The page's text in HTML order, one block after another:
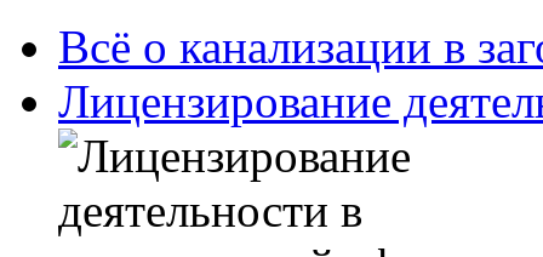
Всё о канализации в
Лицензирование